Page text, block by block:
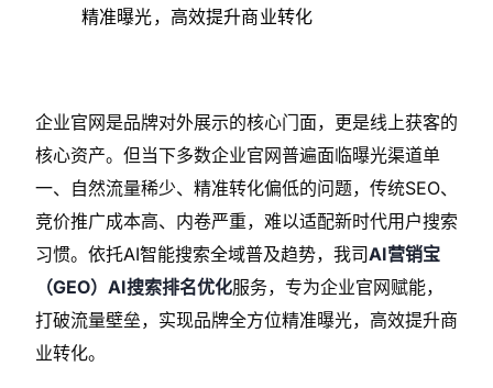
精准曝光，高效提升商业转化
企业官网是品牌对外展示的核心门面，更是线上获客的
核心资产。但当下多数企业官网普遍面临曝光渠道单
一、自然流量稀少、精准转化偏低的问题，传统SEO、
竞价推广成本高、内卷严重，难以适配新时代用户搜索
习惯。依托AI智能搜索全域普及趋势，我司AI营销宝
（GEO）AI搜索排名优化服务，专为企业官网赋能，
打破流量壁垒，实现品牌全方位精准曝光，高效提升商
业转化。